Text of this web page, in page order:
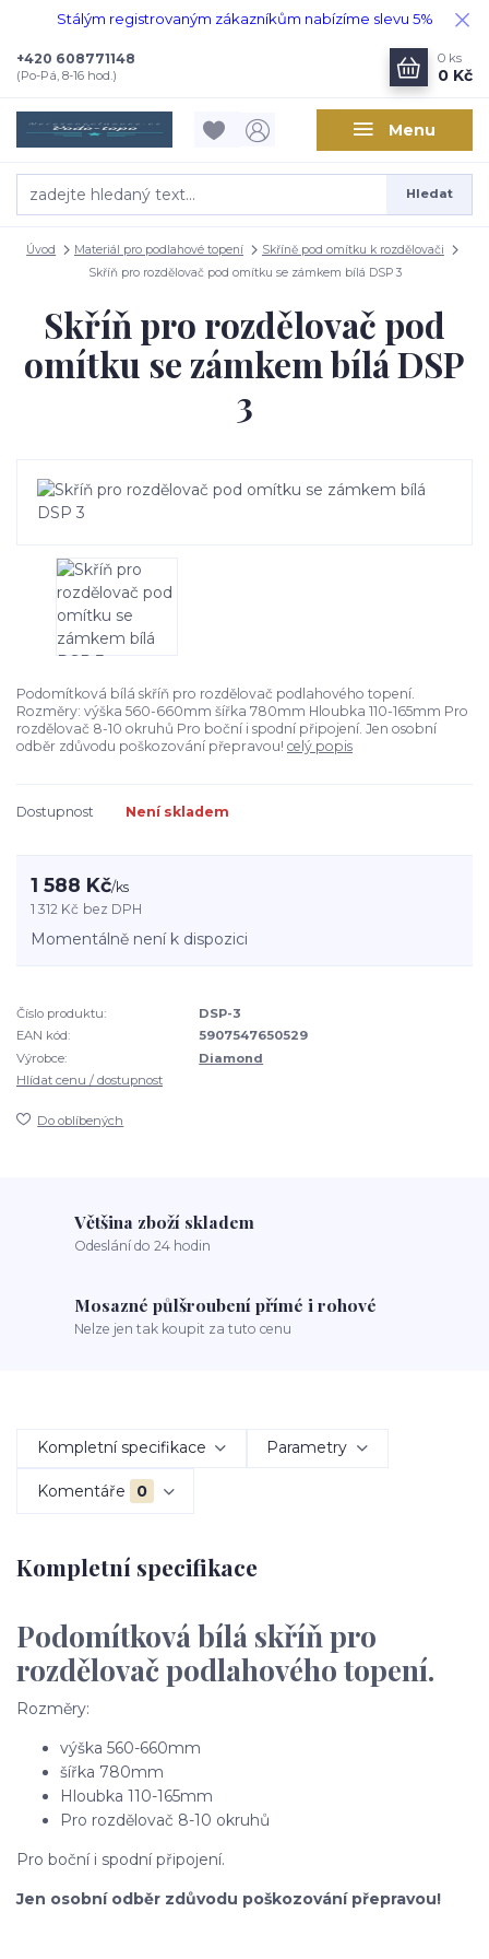
Stálým registrovaným zákazníkům nabízíme slevu 5%
Menu
Hledat
+420 608771148
(Po-Pá, 8-16 hod.)
0 ks
0 Kč
Úvod Materiál pro podlahové topení
Skříně pod omítku k rozdělovači
Skříň pro rozdělovač pod omítku se zámkem bílá DSP 3
Skříň pro rozdělovač pod
omítku se zámkem bílá DSP
3
Podomítková bílá skříň pro rozdělovač podlahového topení.
Rozměry: výška 560-660mm šířka 780mm Hloubka 110-165mm Pro
rozdělovač 8-10 okruhů Pro boční i spodní připojení. Jen osobní
odběr zdůvodu poškozování přepravou! celý popis
Dostupnost Není skladem
1 588 Kč/ks
1 312 Kč bez DPH
Momentálně není k dispozici
Číslo produktu:
DSP-3
EAN kód:
5907547650529
Výrobce:
Diamond
Hlídat cenu / dostupnost
Do oblíbených
Většina zboží skladem
Odeslání do 24 hodin
Mosazné půlšroubení přímé i rohové
Nelze jen tak koupit za tuto cenu
Kompletní specifikace Parametry
Komentáře 0
Kompletní specifikace
Podomítková bílá skříň pro
rozdělovač podlahového topení.
Rozměry:
výška 560-660mm
šířka 780mm
Hloubka 110-165mm
Pro rozdělovač 8-10 okruhů
Pro boční i spodní připojení.
Jen osobní odběr zdůvodu poškozování přepravou!